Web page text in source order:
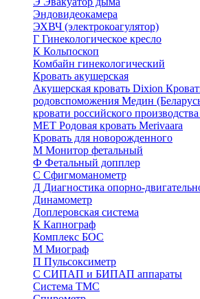
Эндовидеокамера
ЭХВЧ (электрокоагулятор)
Г Гинекологическое кресло
К Кольпоскоп
Комбайн гинекологический
Кровать акушерская
Акушерская кровать Dixion
родовспоможения Медин
кровати российского производства
МЕТ Родовая кровать Merivaara
Кровать для новорожденного
М Монитор фетальный
Ф Фетальный допплер
C Cфигмоманометр
Д Диагностика опорно-
Динамометр
Доплеровская система
К Капнограф
Комплекс БОС
М Миограф
П Пульсоксиметр
С СИПАП и БИПАП аппараты
Система ТМС